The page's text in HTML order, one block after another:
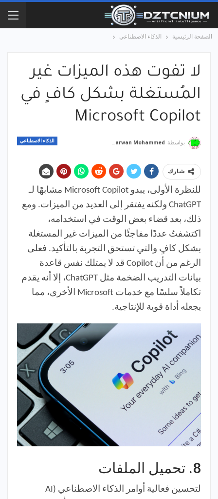
الصفحة الرئيسية الذكاء الاصطناعي
لا تفوت هذه الميزات غير
المُستغلة بشكل كافٍ في
Microsoft Copilot
الذكاء الاصطناعي بواسطة Marwan Mohammed
شارك
للنظرة الأولى، يبدو Microsoft Copilot مشابهًا لـ
ChatGPT ولكنه يفتقر إلى العديد من الميزات. ومع
ذلك، بعد قضاء بعض الوقت في استخدامه،
اكتشفتُ عددًا مفاجئًا من الميزات غير المستغلة
بشكل كافٍ والتي تستحق التجربة بالتأكيد. فعلى
الرغم من أن Copilot قد لا يمتلك نفس قاعدة
بيانات التدريب الضخمة مثل ChatGPT، إلا أنه يقدم
تكاملاً سلسًا مع خدمات Microsoft الأخرى، مما
يجعله أداة قوية للإنتاجية.
8. تحميل الملفات
لتحسين فعالية أوامر الذكاء الاصطناعي (AI